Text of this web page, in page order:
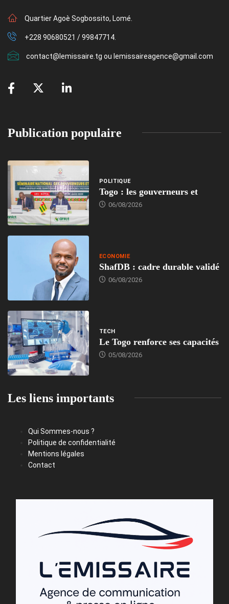
Quartier Agoè Sogbossito, Lomé.
+228 90680521 / 99847714.
contact@lemissaire.tg ou lemissaireagence@gmail.com
Publication populaire
POLITIQUE
Togo : les gouverneurs et
06/08/2026
ECONOMIE
ShafDB : cadre durable validé
06/08/2026
TECH
Le Togo renforce ses capacités
05/08/2026
Les liens importants
Qui Sommes-nous ?
Politique de confidentialité
Mentions légales
Contact